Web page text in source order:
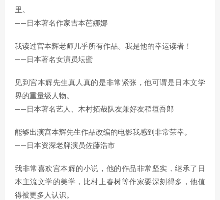
里。
——日本著名作家吉本芭娜娜
我读过宫本辉老师几乎所有作品。我是他的幸运读者！
——日本著名女演员坛蜜
见到宫本辉先生真人真的是非常紧张，他可谓是日本文学
界的重量级人物。
——日本著名艺人、木村拓哉队友兼好友稻垣吾郎
能够出演宫本辉先生作品改编的电影我感到非常荣幸。
——日本资深老牌演员佐藤浩市
我非常喜欢宫本辉的小说，他的作品非常坚实，继承了日
本主流文学的美学，比村上春树等作家要深刻得多，他值
得被更多人认识。